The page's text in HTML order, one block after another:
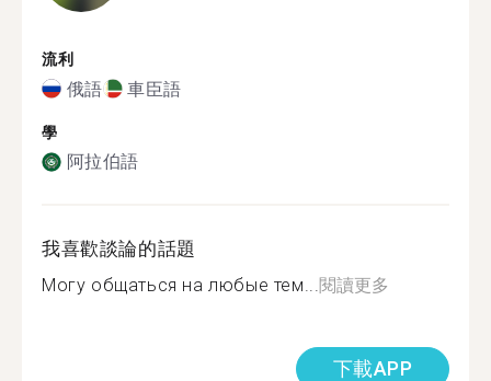
流利
俄語 車臣語
學
阿拉伯語
我喜歡談論的話題
Могу общаться на любые тем...閱讀更多
下載APP